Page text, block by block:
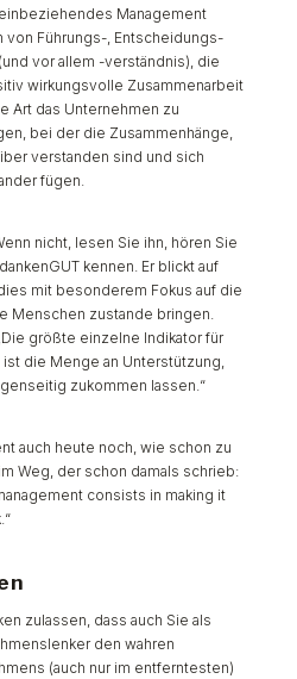
Management
von Führungs-, Entscheidungs-
vor allem -verständnis), die
wirkungsvolle Zusammenarbeit
Art das Unternehmen zu
bei der die Zusammenhänge,
verstanden sind und sich
fügen.
nicht, lesen Sie ihn, hören Sie
kennen. Er blickt auf
mit besonderem Fokus auf die
Menschen zustande bringen.
„Die größte einzelne Indikator für
die Menge an Unterstützung,
zukommen lassen.“
auch heute noch, wie schon zu
Weg, der schon damals schrieb:
consists in making it
zulassen, dass auch Sie als
den wahren
(auch nur im entferntesten)